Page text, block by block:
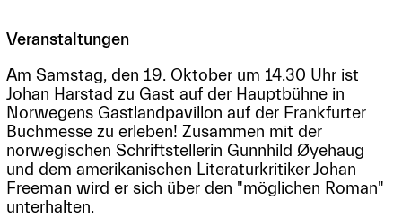
Veranstaltungen
Am Samstag, den 19. Oktober um 14.30 Uhr ist
Johan Harstad zu Gast auf der Hauptbühne in
Norwegens Gastlandpavillon auf der Frankfurter
Buchmesse zu erleben! Zusammen mit der
norwegischen Schriftstellerin Gunnhild Øyehaug
und dem amerikanischen Literaturkritiker Johan
Freeman wird er sich über den "möglichen Roman"
unterhalten.